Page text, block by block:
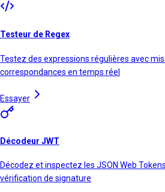
Testeur de Regex
Testez des expressions régulières avec
correspondances en temps réel
Essayer
Décodeur JWT
Décodez et inspectez les JSON Web
vérification de signature